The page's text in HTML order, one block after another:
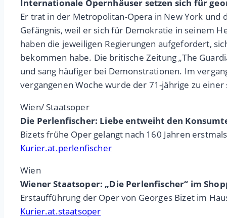
Internationale Opernhäuser setzen sich für
Er trat in der Metropolitan-Opera in New York und
Gefängnis, weil er sich für Demokratie in seinem
haben die jeweiligen Regierungen aufgefordert,
bekommen habe. Die britische Zeitung „The
und sang häufiger bei Demonstrationen. Im
vergangenen Woche wurde der 71-jährige zu
Wien/ Staatsoper
Die Perlenfischer: Liebe entweiht den
Bizets frühe Oper gelangt nach 160 Jahren
Kurier.at.perlenfischer
Wien
Wiener Staatsoper: „Die Perlenfischer“ im
Erstaufführung der Oper von Georges Bizet im
Kurier.at.staatsoper